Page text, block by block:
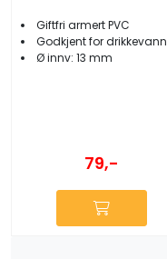
Giftfri armert PVC
Godkjent for drikkevann
Ø innv: 13 mm
79,-